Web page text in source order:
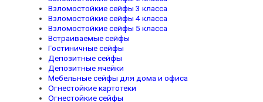
Взломостойкие сейфы 3 класса
Взломостойкие сейфы 4 класса
Взломостойкие сейфы 5 класса
Встраиваемые сейфы
Гостиничные сейфы
Депозитные сейфы
Депозитные ячейки
Мебельные сейфы для дома и офиса
Огнестойкие картотеки
Огнестойкие сейфы